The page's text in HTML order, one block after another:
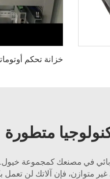
متطورة
في مصنعك كمجموعة
متوازن، فإن آلاتك لن تعمل